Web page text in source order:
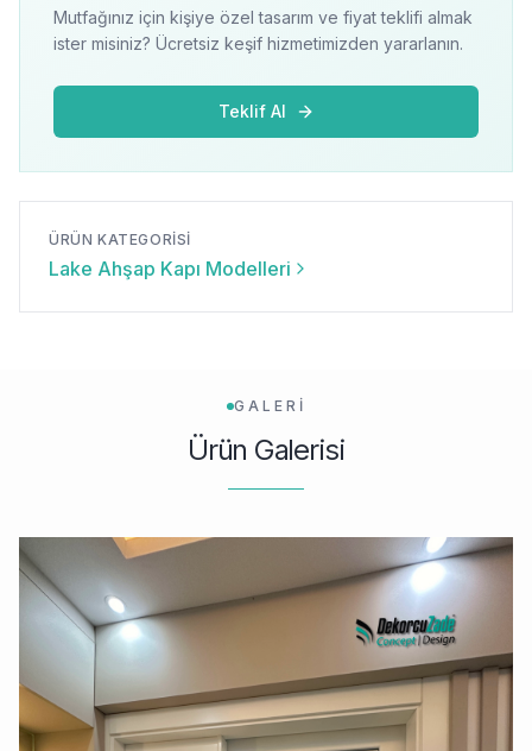
Mutfağınız için kişiye özel tasarım ve fiyat teklifi almak
ister misiniz? Ücretsiz keşif hizmetimizden yararlanın.
Teklif Al
ÜRÜN KATEGORISI
Lake Ahşap Kapı Modelleri
GALERİ
Ürün Galerisi